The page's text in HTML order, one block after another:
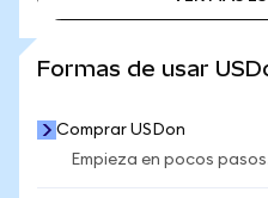
Formas de usar
Comprar USDon
Empieza en pocos